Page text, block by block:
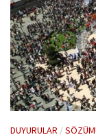
DUYURULAR /